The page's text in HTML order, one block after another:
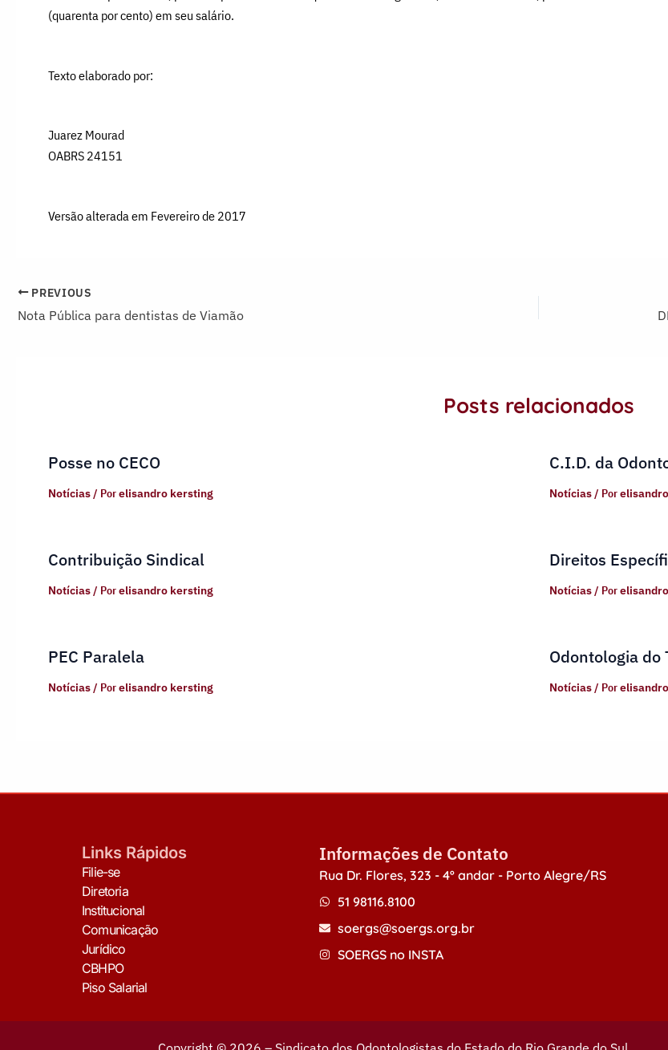
(quarenta por cento) em seu salário.
Texto elaborado por:
Juarez Mourad
OABRS 24151
Versão alterada em Fevereiro de 2017
PREVIOUS
Nota Pública para dentistas de Viamão
Posts relacionados
Posse no CECO
Notícias/ Porelisandro kersting
C.I.D. da
Notícias/ Por
Contribuição Sindical
Notícias/ Porelisandro kersting
Direitos
Notícias/ Por
PEC Paralela
Notícias/ Porelisandro kersting
Odontologia do
Notícias/ Por
Links Rápidos
Filie-se
Diretoria
Institucional
Comunicação
Jurídico
CBHPO
Piso Salarial
Informações de Contato
Rua Dr. Flores, 323 - 4º andar - Porto Alegre/RS
51 98116.8100
soergs@soergs.org.br
SOERGS no INSTA